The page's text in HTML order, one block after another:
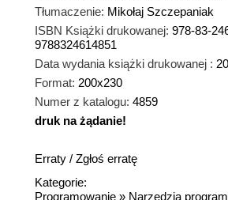
Tłumaczenie: Mikołaj Szczepaniak
ISBN Książki drukowanej: 978-83-
9788324614851
Data wydania książki drukowanej :
Format: 200x230
Numer z katalogu: 4859
druk na żądanie!
Erraty / Zgłoś erratę
Kategorie:
Programowanie » Narzędzia